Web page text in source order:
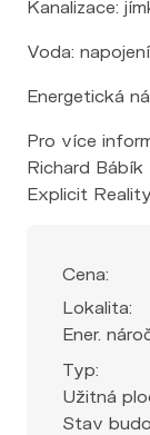
Kanalizace:
Voda:
Energetická
Pro více
Richard Bábík
Explicit Reality
Cena:
Lokalita:
Ener.
Typ:
Užitná
Stav